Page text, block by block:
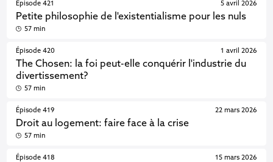
Épisode 421
Petite philosophie de l'existentialisme pour les nuls
5 avril 2026
57 min
Épisode 420
The Chosen: la foi peut-elle conquérir l'industrie du
divertissement?
1 avril 2026
57 min
Épisode 419
Droit au logement: faire face à la crise
22 mars 2026
57 min
Épisode 418 15 mars 2026